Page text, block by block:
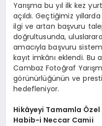
Yarışma bu yıl ilk kez
açıldı. Geçtiğimiz
ilgi ve artan başvuru
doğrultusunda,
amacıyla başvuru
kayıt imkânı eklendi. Bu
Cambaz Fotoğraf
görünürlüğünün ve
hedefleniyor.
Hikâyeyi Tamamla Özel
Habib-i Neccar Camii